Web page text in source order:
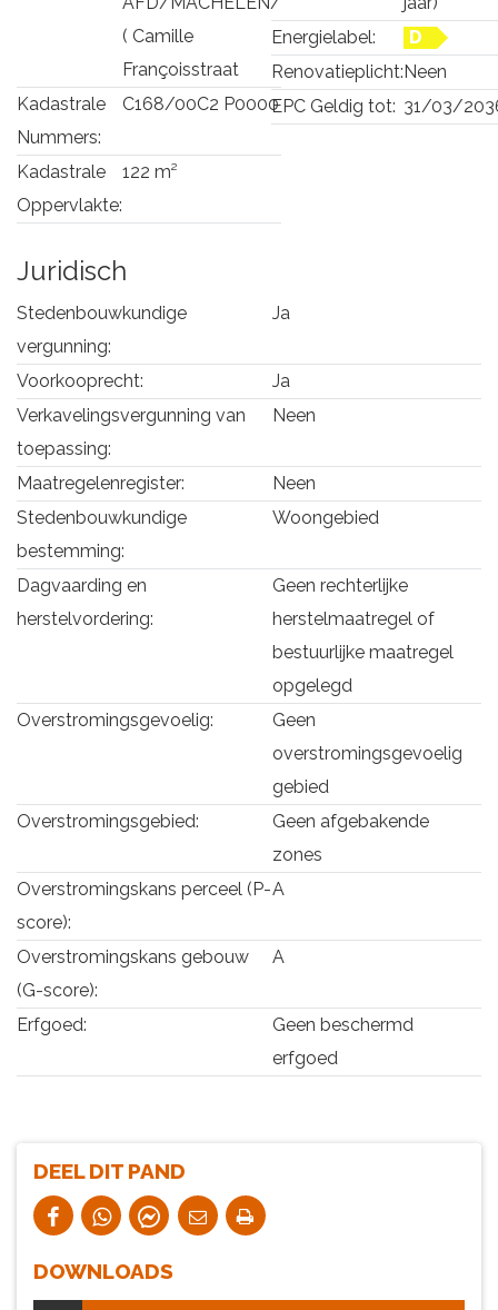
( Camille
Françoisstraat
Kadastrale
Nummers:
C168/00C2 P0000
Kadastrale
Oppervlakte:
122 m²
Energielabel:
D
Renovatieplicht:Neen
EPC Geldig tot: 31/03/
Juridisch
Stedenbouwkundige
vergunning:
Ja
Voorkooprecht:
Ja
Verkavelingsvergunning van
toepassing:
Neen
Maatregelenregister:
Neen
Stedenbouwkundige
bestemming:
Woongebied
Dagvaarding en
herstelvordering:
Geen rechterlijke
herstelmaatregel of
bestuurlijke maatregel
opgelegd
Overstromingsgevoelig:
Geen
overstromingsgevoelig
gebied
Overstromingsgebied:
Geen afgebakende
zones
Overstromingskans perceel (P-
score):
A
Overstromingskans gebouw
(G-score):
A
Erfgoed:
Geen beschermd
erfgoed
DEEL DIT PAND
DOWNLOADS